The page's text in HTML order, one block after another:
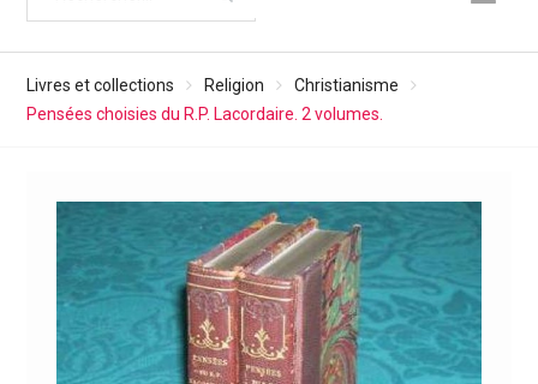
Livres et collections Religion
Christianisme
Pensées choisies du R.P. Lacordaire. 2 volumes.